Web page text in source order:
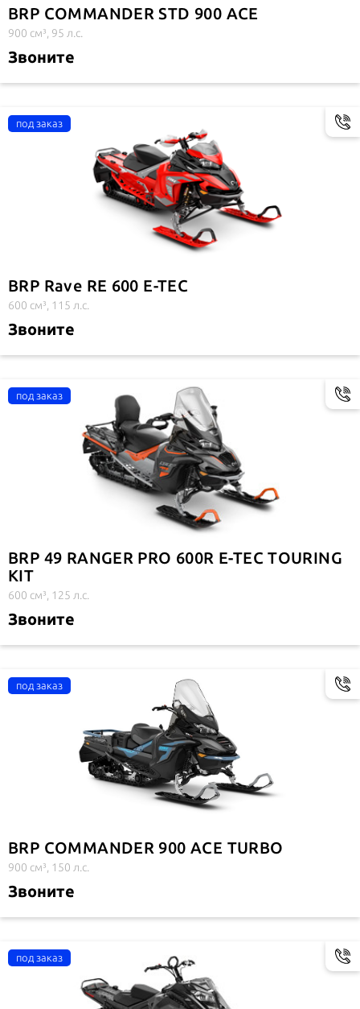
BRP COMMANDER STD 900 ACE
900 см³, 95 л.с.
Звоните
BRP Rave RE 600 E-TEC
600 см³, 115 л.с.
Звоните
BRP 49 RANGER PRO 600R E-TEC TOURING
KIT
600 см³, 125 л.с.
Звоните
BRP COMMANDER 900 ACE TURBO
900 см³, 150 л.с.
Звоните